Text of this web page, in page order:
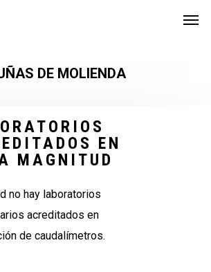
DE MOLIENDA
EN
MAGNITUD
no hay laboratorios
acreditados en
de caudalímetros.